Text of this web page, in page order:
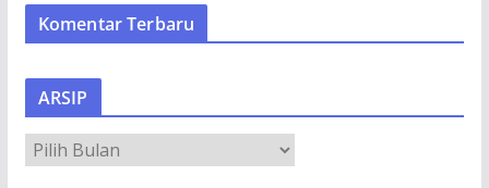
Komentar Terbaru
ARSIP
R